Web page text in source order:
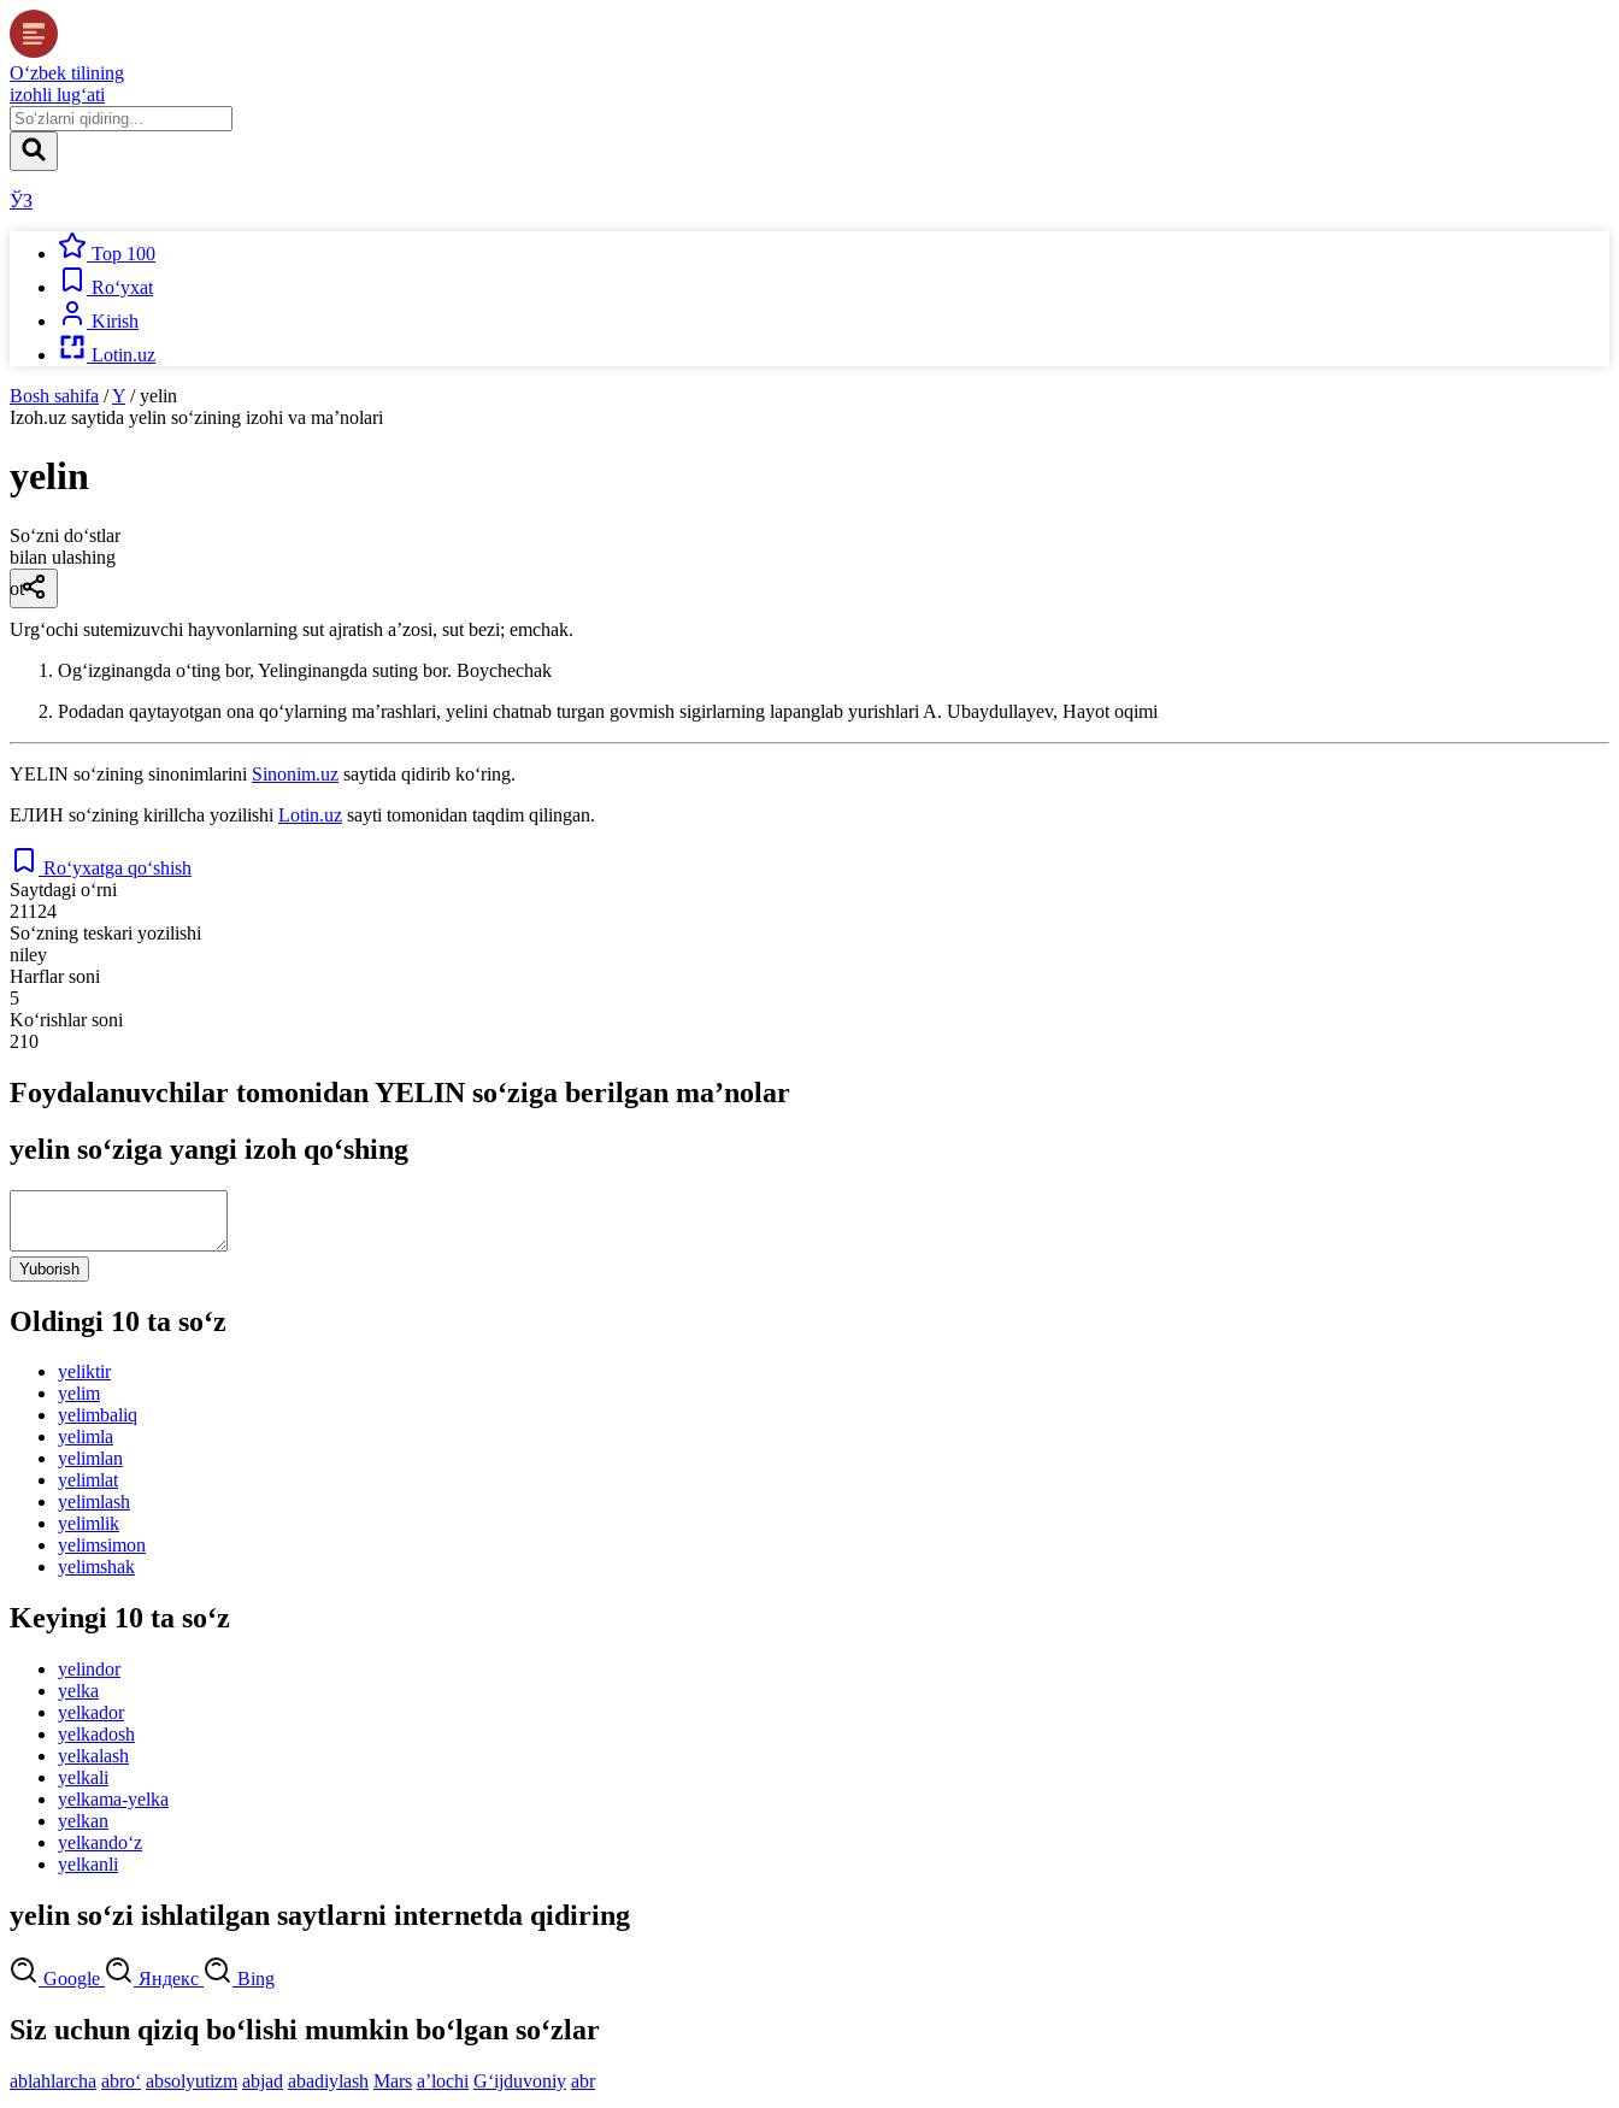
O‘zbek tilining
izohli lug‘ati
ЎЗ
Top 100
Ro‘yxat
Kirish
Lotin.uz
Bosh sahifa /Y / yelin
Izoh.uz saytida yelin so‘zining izohi va ma’nolari
yelin
So‘zni do‘stlar
bilan ulashing
ot
Urgʻochi sutemizuvchi hayvonlarning sut ajratish aʼzosi, sut bezi; emchak.
Ogʻizginangda oʻting bor, Yelinginangda suting bor. Boychechak
Podadan qaytayotgan ona qoʻylarning maʼrashlari, yelini chatnab turgan govmish sigirlarning lapanglab yurishlari A. Ubaydullayev, Hayot oqimi
YELIN so‘zining sinonimlarini Sinonim.uz saytida qidirib ko‘ring.
ЕЛИН so‘zining kirillcha yozilishi Lotin.uz sayti tomonidan taqdim qilingan.
Ro‘yxatga qo‘shish
Saytdagi o‘rni
21124
So‘zning teskari yozilishi
niley
Harflar soni
5
Ko‘rishlar soni
210
Foydalanuvchilar tomonidan YELIN so‘ziga berilgan ma’nolar
yelin so‘ziga yangi izoh qo‘shing
Yuborish
Oldingi 10 ta so‘z
yeliktir
yelim
yelimbaliq
yelimla
yelimlan
yelimlat
yelimlash
yelimlik
yelimsimon
yelimshak
Keyingi 10 ta so‘z
yelindor
yelka
yelkador
yelkadosh
yelkalash
yelkali
yelkama-yelka
yelkan
yelkando‘z
yelkanli
yelin so‘zi ishlatilgan saytlarni internetda qidiring
Google Яндекс Bing
Siz uchun qiziq bo‘lishi mumkin bo‘lgan so‘zlar
ablahlarcha abro‘ absolyutizm abjad abadiylash Mars aʼlochi G‘ijduvoniy abr